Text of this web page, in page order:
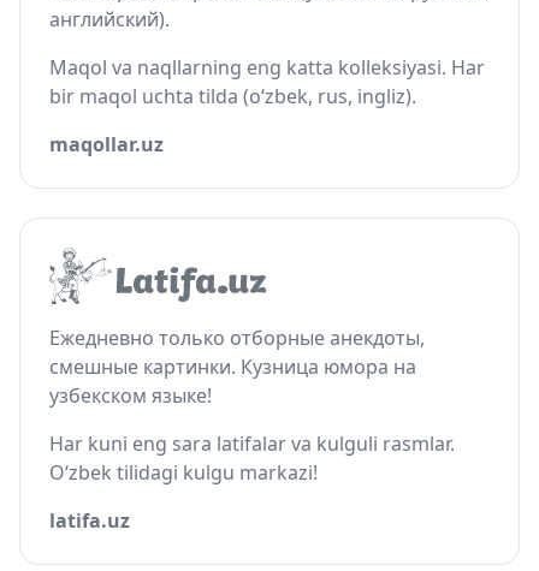
английский).
Maqol va naqllarning eng katta kolleksiyasi. Har
bir maqol uchta tilda (o‘zbek, rus, ingliz).
maqollar.uz
Ежедневно только отборные анекдоты,
смешные картинки. Кузница юмора на
узбекском языке!
Har kuni eng sara latifalar va kulguli rasmlar.
O‘zbek tilidagi kulgu markazi!
latifa.uz